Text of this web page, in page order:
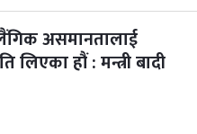
असमानतालाई
लिएका हौं : मन्त्री बादी